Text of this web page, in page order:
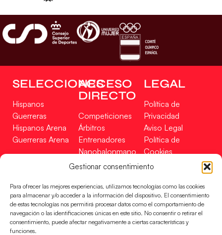
Gestionar consentimiento
Para ofrecer las mejores experiencias, utilizamos tecnologías como las cookies
para almacenar y/o acceder a la información del dispositivo. El consentimiento
de estas tecnologías nos permitirá procesar datos como el comportamiento de
navegación o las identificaciones únicas en este sitio. No consentir o retirar el
consentimiento, puede afectar negativamente a ciertas características y
funciones.
SELECCIONES
Hispanos
Guerreras
Hispanos Arena
Guerreras Arena
ACCESO
DIRECTO
Competiciones
Árbitros
Entrenadores
Nanobalonmano
Tienda
LEGAL
Política de
Privacidad
Aviso Legal
Política de
Cookies
Mapa Web
Incidencias
CONTACTO
EN
FINANCIADO